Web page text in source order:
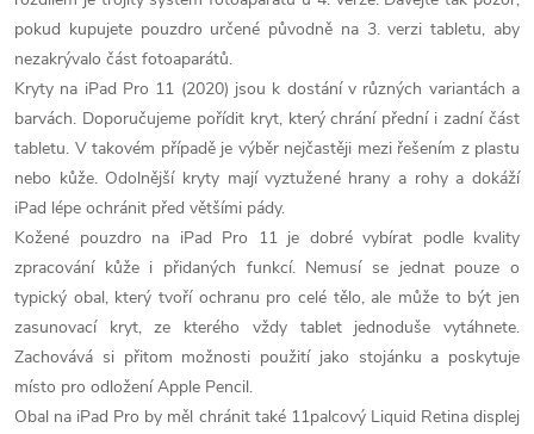
v
ý
p
i
s
u
pokud kupujete pouzdro určené původně na 3. verzi tabletu, aby
nezakrývalo část fotoaparátů.
Kryty na iPad Pro 11 (2020) jsou k dostání v různých variantách a
barvách. Doporučujeme pořídit kryt, který chrání přední i zadní část
tabletu. V takovém případě je výběr nejčastěji mezi řešením z plastu
nebo kůže. Odolnější kryty mají vyztužené hrany a rohy a dokáží
iPad lépe ochránit před většími pády.
Kožené pouzdro na iPad Pro 11 je dobré vybírat podle kvality
zpracování kůže i přidaných funkcí. Nemusí se jednat pouze o
typický obal, který tvoří ochranu pro celé tělo, ale může to být jen
zasunovací kryt, ze kterého vždy tablet jednoduše vytáhnete.
Zachovává si přitom možnosti použití jako stojánku a poskytuje
místo pro odložení Apple Pencil.
Obal na iPad Pro by měl chránit také 11palcový Liquid Retina displej